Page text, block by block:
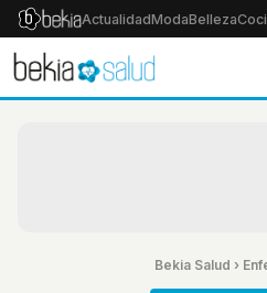
ActualidadModaBelleza
Bekia Salud ›